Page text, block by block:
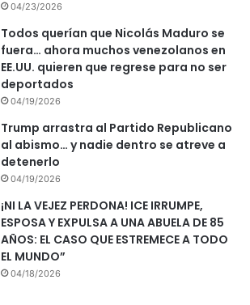
04/23/2026
Todos querían que Nicolás Maduro se
fuera… ahora muchos venezolanos en
EE.UU. quieren que regrese para no ser
deportados
04/19/2026
Trump arrastra al Partido Republicano
al abismo… y nadie dentro se atreve a
detenerlo
04/19/2026
¡NI LA VEJEZ PERDONA! ICE IRRUMPE,
ESPOSA Y EXPULSA A UNA ABUELA DE 85
AÑOS: EL CASO QUE ESTREMECE A TODO
EL MUNDO”
04/18/2026